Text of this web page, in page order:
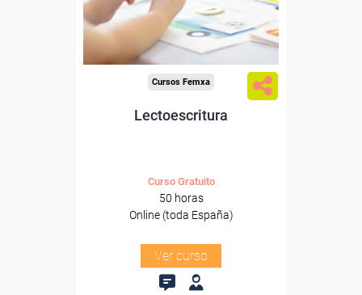
Sector
-Educación.
Cursos Femxa
Lectoescritura
Curso Gratuito
50 horas
Online (toda España)
Ver curso